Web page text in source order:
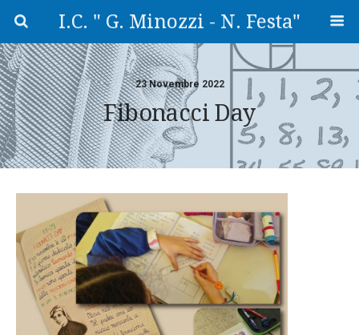
I.C. " G. Minozzi - N. Festa"
23 Novembre 2022
Fibonacci Day